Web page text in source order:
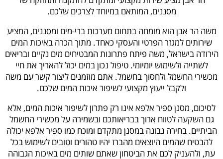
מסננים, המותאם במיוחד לצרכים שלכם.
משה הר אבן הוא מומחה בתחום מערכות ברי-מים ומסננים, המציע
שירותים למגזר הפרטי והעסקי כאחד. מתוך הכרה באיכות המים
הירודה בישראל, משה פיתח פתרונות המבטיחים מים נקיים ובריאים
לשתייה ולשימוש יומיומי. טיפול נכון במים יכול להאריך את חיי
מכשירי החשמל ולחסוך בחשמל. אתם מוזמנים ליצור קשר עם משה
ולקבל ייעוץ מקצועי לשיפור איכות המים שלכם.
לסיכום, מסנן ספיר אלפא אינו רק פתרון לשיפור איכות המים, אלא
גם השקעה לטווח ארוך בבריאותכם ובשמירה על מכשירי החשמל
הביתיים. בחירה נבונה במסנן מתקדם ומוכח כמו ספיר אלפא יכולה
להבטיח שהמים היוצאים מהברז יהיו טהורים וטובים לשימוש בכל
עת, ולהעניק לכם את הביטחון שאתם שותים מים באיכות הגבוהה